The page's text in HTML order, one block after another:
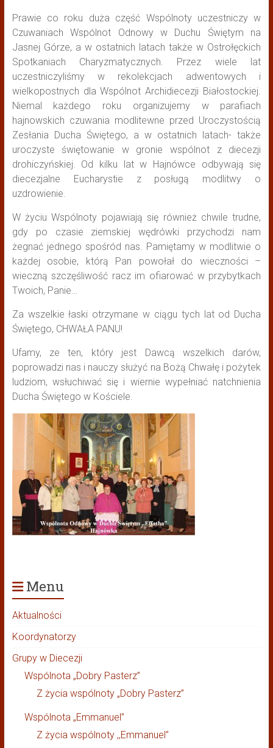
Prawie co roku duża część Wspólnoty uczestniczy w
Czuwaniach Wspólnot Odnowy w Duchu Świętym na
Jasnej Górze, a w ostatnich latach także w Ostrołęckich
Spotkaniach Charyzmatycznych. Przez wiele lat
uczestniczyliśmy w rekolekcjach adwentowych i
wielkopostnych dla Wspólnot Archidiecezji Białostockiej.
Niemal każdego roku organizujemy w parafiach
hajnowskich czuwania modlitewne przed Uroczystością
Zesłania Ducha Świętego, a w ostatnich latach- także
uroczyste świętowanie w gronie wspólnot z diecezji
drohiczyńskiej. Od kilku lat w Hajnówce odbywają się
diecezjalne Eucharystie z posługą modlitwy o
uzdrowienie.
W życiu Wspólnoty pojawiają się również chwile trudne,
gdy po czasie ziemskiej wędrówki przychodzi nam
żegnać jednego spośród nas. Pamiętamy w modlitwie o
każdej osobie, którą Pan powołał do wieczności –
wieczną szczęśliwość racz im ofiarować w przybytkach
Twoich, Panie…
Za wszelkie łaski otrzymane w ciągu tych lat od Ducha
Świętego, CHWAŁA PANU!
Ufamy, ze ten, który jest Dawcą wszelkich darów,
poprowadzi nas i nauczy służyć na Bożą Chwałę i pożytek
ludziom, wsłuchiwać się i wiernie wypełniać natchnienia
Ducha Świętego w Kościele.
Menu
Aktualności
Koordynatorzy
Grupy w Diecezji
Wspólnota „Dobry Pasterz”
Z życia wspólnoty „Dobry Pasterz”
Wspólnota „Emmanuel”
Z życia wspólnoty ,,Emmanuel”